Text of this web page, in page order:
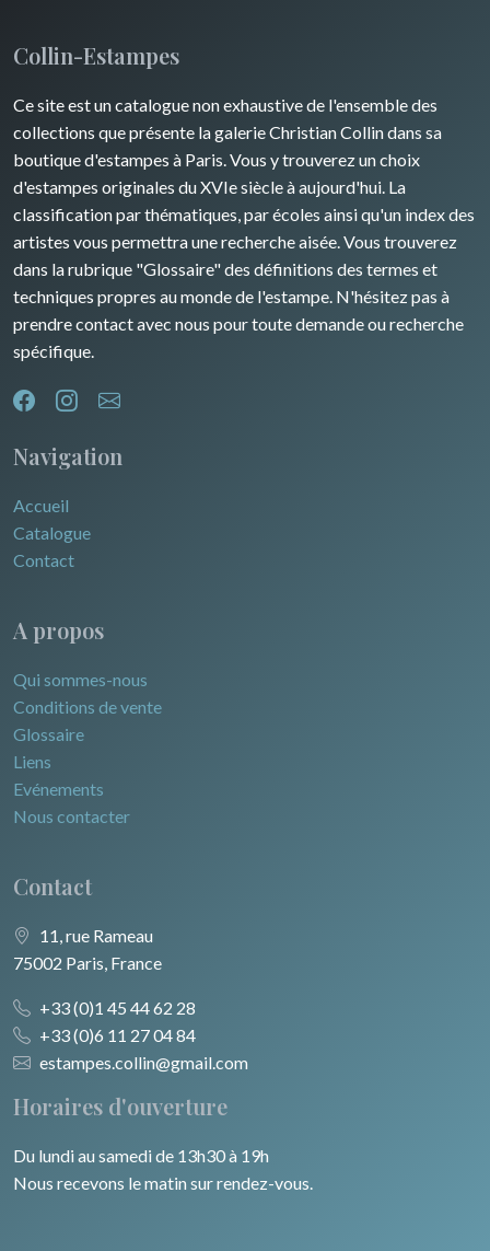
Collin-Estampes
Ce site est un catalogue non exhaustive de l'ensemble des
collections que présente la galerie Christian Collin dans sa
boutique d'estampes à Paris. Vous y trouverez un choix
d'estampes originales du XVIe siècle à aujourd'hui. La
classification par thématiques, par écoles ainsi qu'un index des
artistes vous permettra une recherche aisée. Vous trouverez
dans la rubrique "Glossaire" des définitions des termes et
techniques propres au monde de l'estampe. N'hésitez pas à
prendre contact avec nous pour toute demande ou recherche
spécifique.
Navigation
Accueil
Catalogue
Contact
A propos
Qui sommes-nous
Conditions de vente
Glossaire
Liens
Evénements
Nous contacter
Contact
11, rue Rameau
75002 Paris, France
+33 (0)1 45 44 62 28
+33 (0)6 11 27 04 84
estampes.collin@gmail.com
Horaires d'ouverture
Du lundi au samedi de 13h30 à 19h
Nous recevons le matin sur rendez-vous.